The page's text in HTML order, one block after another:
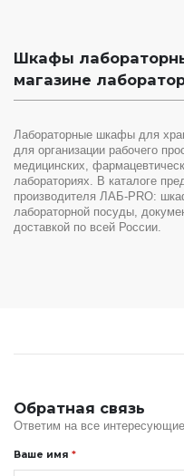
Шкафы
магазине
Лабораторные шкафы для
для организации рабочего
медицинских,
лабораториях. В каталоге
производителя ЛАБ-PRO:
лабораторной посуды,
доставкой по всей России.
Обратная связь
Ответим на все
Ваше имя *